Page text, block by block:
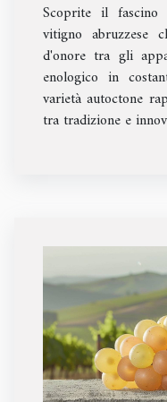
Scoprite il fascino
vitigno abruzzese
d'onore tra gli
enologico in
varietà autoctone
tra tradizione e